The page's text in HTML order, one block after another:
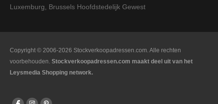
Luxemburg
Brussels Hoofdstedelijk Gewest
Copyright © 2006-2026 Stockverkoopadressen.com. Alle rechten
voorbehouden. Stockverkoopadressen.com maakt deel uit van het
Leysmedia Shopping network.